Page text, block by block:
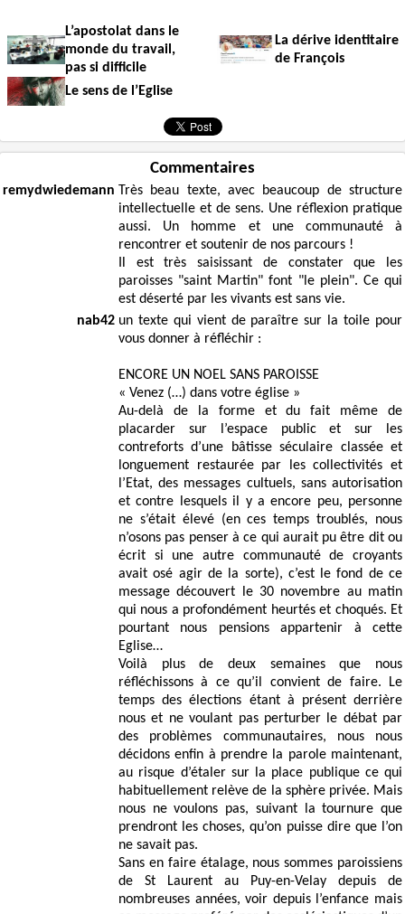
L’apostolat dans le
monde du travail,
pas si difficile
La dérive identitaire
de François
Le sens de l’Eglise
Commentaires
remydwiedemann Très beau texte, avec beaucoup de structure
intellectuelle et de sens. Une réflexion pratique
aussi. Un homme et une communauté à
rencontrer et soutenir de nos parcours !
Il est très saisissant de constater que les
paroisses "saint Martin" font "le plein". Ce qui
est déserté par les vivants est sans vie.
nab42 un texte qui vient de paraître sur la toile pour
vous donner à réfléchir :
ENCORE UN NOEL SANS PAROISSE
« Venez (…) dans votre église »
Au-delà de la forme et du fait même de
placarder sur l’espace public et sur les
contreforts d’une bâtisse séculaire classée et
longuement restaurée par les collectivités et
l’Etat, des messages cultuels, sans autorisation
et contre lesquels il y a encore peu, personne
ne s’était élevé (en ces temps troublés, nous
n’osons pas penser à ce qui aurait pu être dit ou
écrit si une autre communauté de croyants
avait osé agir de la sorte), c’est le fond de ce
message découvert le 30 novembre au matin
qui nous a profondément heurtés et choqués. Et
pourtant nous pensions appartenir à cette
Eglise…
Voilà plus de deux semaines que nous
réfléchissons à ce qu’il convient de faire. Le
temps des élections étant à présent derrière
nous et ne voulant pas perturber le débat par
des problèmes communautaires, nous nous
décidons enfin à prendre la parole maintenant,
au risque d’étaler sur la place publique ce qui
habituellement relève de la sphère privée. Mais
nous ne voulons pas, suivant la tournure que
prendront les choses, qu’on puisse dire que l’on
ne savait pas.
Sans en faire étalage, nous sommes paroissiens
de St Laurent au Puy-en-Velay depuis de
nombreuses années, voir depuis l’enfance mais